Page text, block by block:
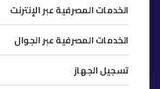
الخدمات المصرفية عبر الإنترنت
الخدمات المصرفية عبر الجوال
تسجيل الجهاز